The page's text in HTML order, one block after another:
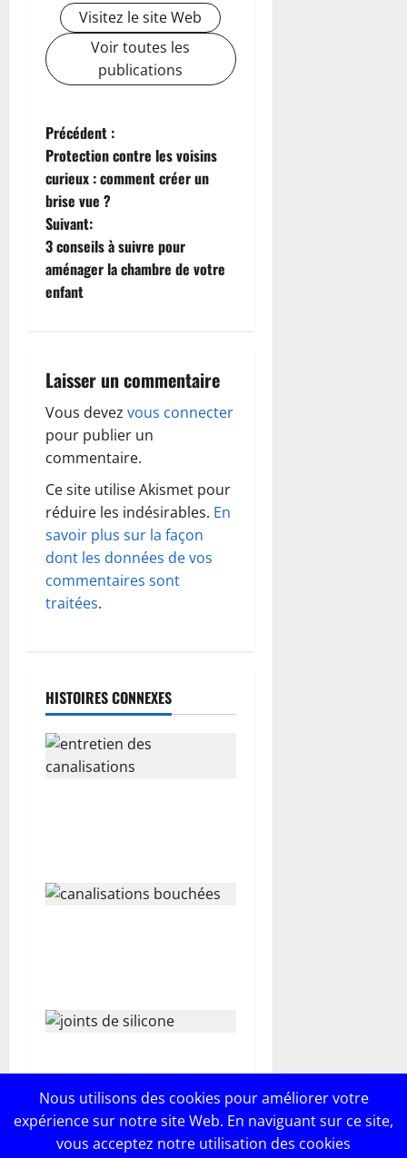
Visitez le site Web
Voir toutes les
publications
N
a
v
i
g
t
i
o
n
d
’
a
i
c
Précédent :
Protection contre les voisins
curieux : comment créer un
brise vue ?
Suivant:
3 conseils à suivre pour
aménager la chambre de votre
enfant
Laisser un commentaire
Vous devez vous connecter
pour publier un
commentaire.
Ce site utilise Akismet pour
réduire les indésirables. En
savoir plus sur la façon
dont les données de vos
commentaires sont
traitées.
HISTOIRES CONNEXES
joints de silicone comme un
pro
Nous utilisons des cookies pour améliorer votre
expérience sur notre site Web. En naviguant sur ce site,
vous acceptez notre utilisation des cookies